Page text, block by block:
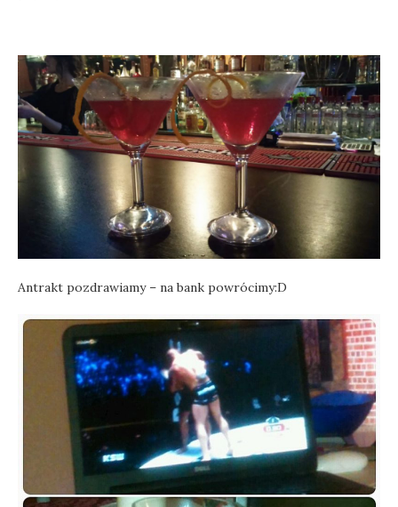
Antrakt pozdrawiamy – na bank powrócimy:D